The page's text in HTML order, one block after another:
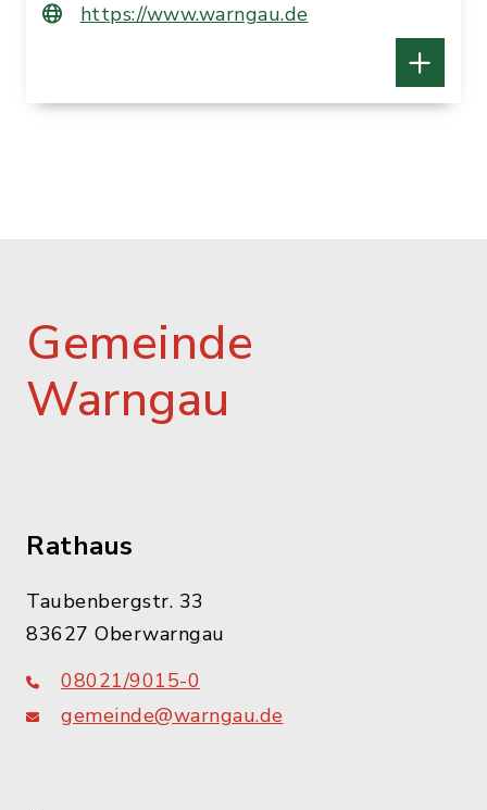
https://www.warngau.de
Gemeinde
Warngau
Rathaus
Taubenbergstr. 33
83627 Oberwarngau
08021/9015-0
gemeinde@warngau.de